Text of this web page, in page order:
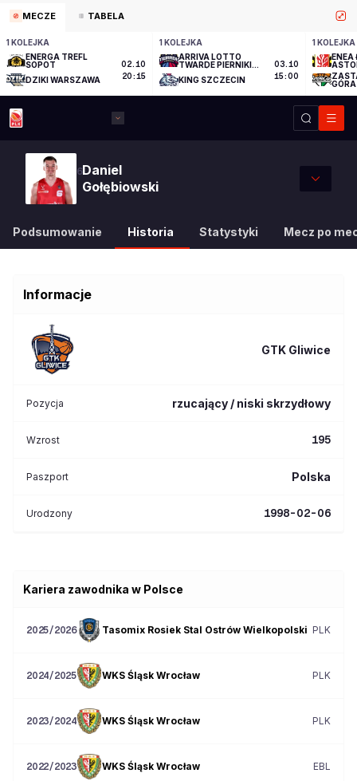
MECZE TABELA
1 KOLEJKA
ENERGA TREFL
SOPOT
DZIKI WARSZAWA
02.10
20:15
1 KOLEJKA
ARRIVA LOTTO
TWARDE PIERNIKI
KING SZCZECIN
03.10
15:00
1 KOLEJKA
ENEA
GÓRA
6Daniel
Gołębiowski
Podsumowanie Historia Statystyki Mecz po
Informacje
GTK Gliwice
Pozycja rzucający / niski skrzydłowy
Wzrost 195
Paszport Polska
Urodzony 1998-02-06
Kariera zawodnika w Polsce
2025/2026 Tasomix Rosiek Stal Ostrów Wielkopolski PLK
2024/2025 WKS Śląsk Wrocław PLK
2023/2024 WKS Śląsk Wrocław PLK
2022/2023 WKS Śląsk Wrocław EBL